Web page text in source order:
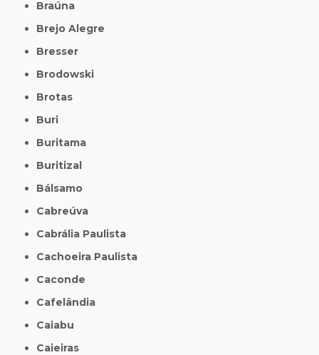
Braúna
Brejo Alegre
Bresser
Brodowski
Brotas
Buri
Buritama
Buritizal
Bálsamo
Cabreúva
Cabrália Paulista
Cachoeira Paulista
Caconde
Cafelândia
Caiabu
Caieiras